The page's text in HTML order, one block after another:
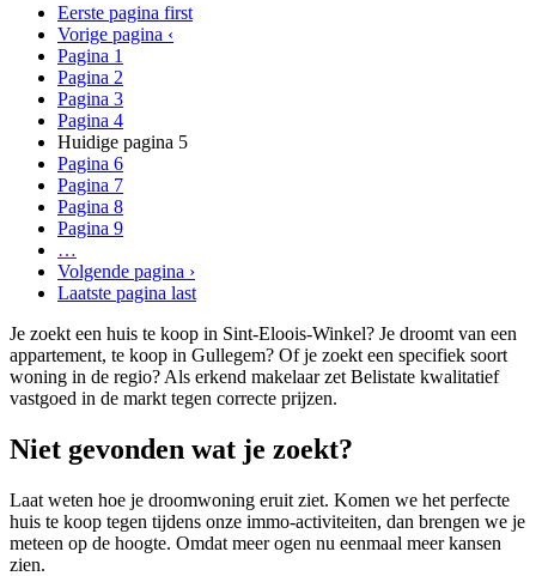
Eerste pagina first
Vorige pagina ‹
Pagina 1
Pagina 2
Pagina 3
Pagina 4
Huidige pagina 5
Pagina 6
Pagina 7
Pagina 8
Pagina 9
…
Volgende pagina ›
Laatste pagina last
Je zoekt een huis te koop in Sint-Eloois-Winkel? Je droomt van een
appartement, te koop in Gullegem? Of je zoekt een specifiek soort
woning in de regio? Als erkend makelaar zet Belistate kwalitatief
vastgoed in de markt tegen correcte prijzen.
Niet gevonden wat je zoekt?
Laat weten hoe je droomwoning eruit ziet. Komen we het perfecte
huis te koop tegen tijdens onze immo-activiteiten, dan brengen we je
meteen op de hoogte. Omdat meer ogen nu eenmaal meer kansen
zien.